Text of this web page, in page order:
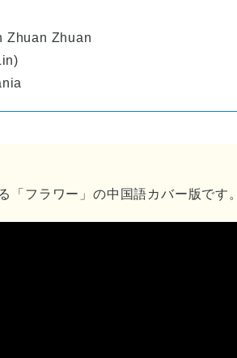
Zhuan Zhuan
フラワー」の中国語カバー版です。